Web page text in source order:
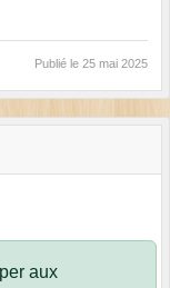
Publié le 25 mai 2025
aux